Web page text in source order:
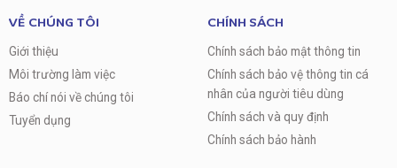
VỀ CHÚNG TÔI
Giới thiệu
Môi trường làm việc
Báo chí nói về chúng tôi
Tuyển dụng
CHÍNH SÁCH
Chính sách bảo mật thông tin
Chính sách bảo vệ thông tin cá
nhân của người tiêu dùng
Chính sách và quy định
Chính sách bảo hành